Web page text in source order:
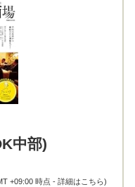
中部)
+09:00 時点 -詳細はこちら)